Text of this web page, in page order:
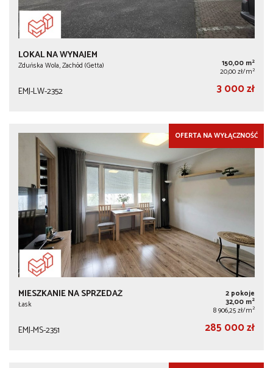
LOKAL NA WYNAJEM
Zduńska Wola, Zachód (Getta) 150,00 m2
20,00 zł/m2
EMJ-LW-2352 3 000 zł
OFERTA NA WYŁĄCZNOŚĆ
MIESZKANIE NA SPRZEDAŻ
Łask
2 pokoje
32,00 m2
8 906,25 zł/m2
EMJ-MS-2351 285 000 zł